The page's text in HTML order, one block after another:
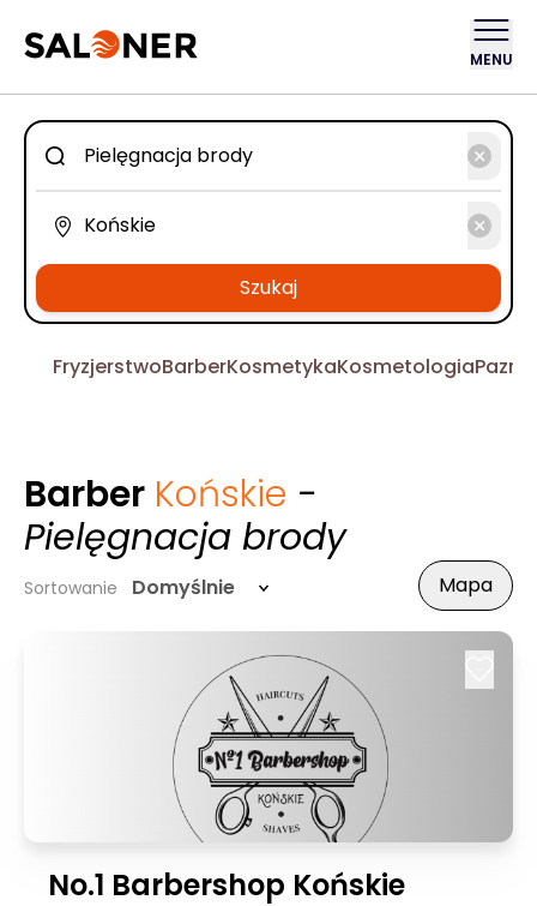
MENU
Szukaj
FryzjerstwoBarberKosmetykaKosmetologia
Barber Końskie -
Pielęgnacja brody
Sortowanie Domyślnie Mapa
No.1 Barbershop Końskie